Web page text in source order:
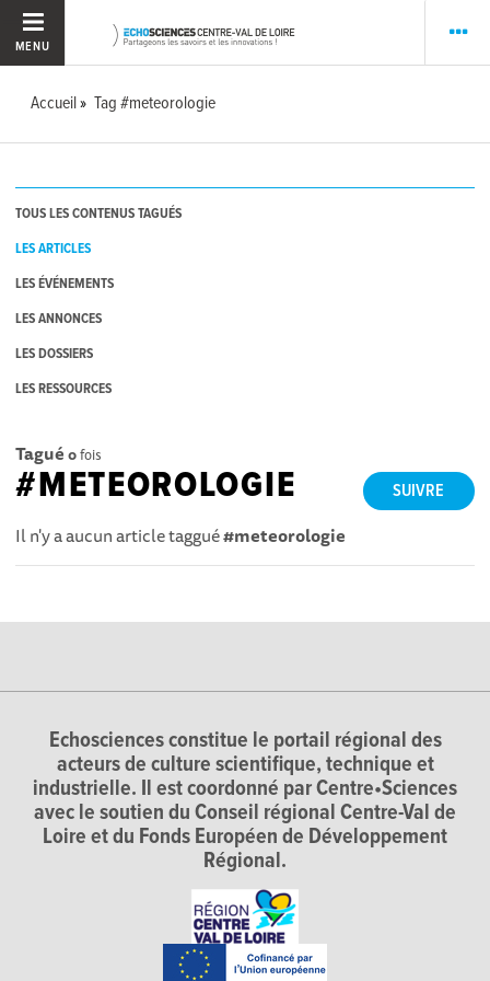
MENU
Accueil Tag #meteorologie
TOUS LES CONTENUS TAGUÉS
LES ARTICLES
LES ÉVÉNEMENTS
LES ANNONCES
LES DOSSIERS
LES RESSOURCES
Tagué 0fois
SUIVRE
#METEOROLOGIE
Il n'y a aucun article taggué#meteorologie
Echosciences constitue le portail régional des
acteurs de culture scientifique, technique et
industrielle. Il est coordonné par Centre•Sciences
avec le soutien du Conseil régional Centre-Val de
Loire et du Fonds Européen de Développement
Régional.